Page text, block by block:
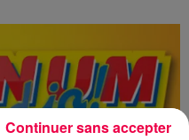
Continuer sans accepter